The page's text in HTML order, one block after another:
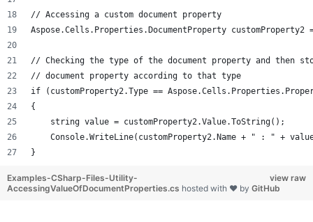
// Accessing a custom document property
Aspose.Cells.Properties.DocumentProperty
// Checking the type of the document property and then
// document property according to that type
if (customProperty2.Type ==
{
    string value = customProperty2.Value.ToString();
Console.WriteLine(customProperty2.Name + " : " +
}
view raw
Examples-CSharp-Files-Utility-
AccessingValueOfDocumentProperties.cs hosted with ❤ by GitHub